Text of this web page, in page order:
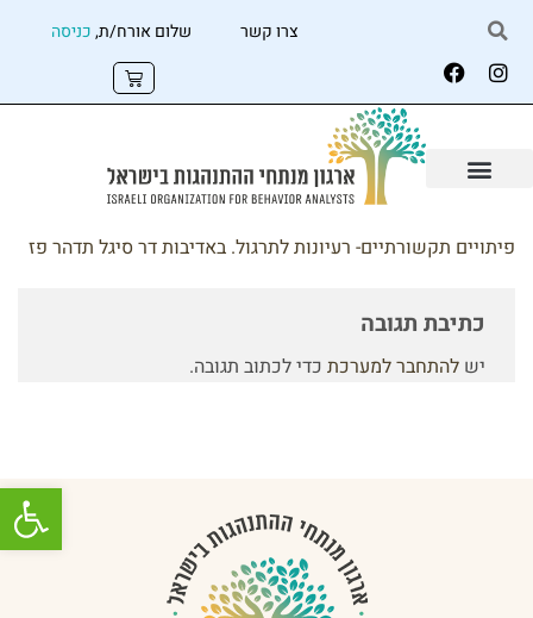
צרו קשר שלום אורח/ת,כניסה
פיתויים תקשורתיים- רעיונות לתרגול. באדיבות דר סיגל תדהר פז
כתיבת תגובה
יש להתחבר למערכת כדי לכתוב תגובה.